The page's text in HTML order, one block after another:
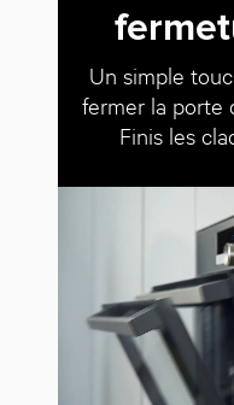
Un simple
fermer la porte
Finis les